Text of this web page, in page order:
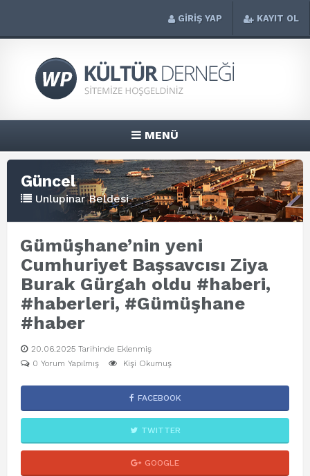
GİRİŞ YAP KAYIT OL
MENÜ
Güncel
Unlupinar Beldesi
Gümüşhane’nin yeni
Cumhuriyet Başsavcısı Ziya
Burak Gürgah oldu #haberi,
#haberleri, #Gümüşhane
#haber
20.06.2025 Tarihinde Eklenmiş
0 Yorum Yapılmış
Kişi Okumuş
FACEBOOK
TWITTER
GOOGLE